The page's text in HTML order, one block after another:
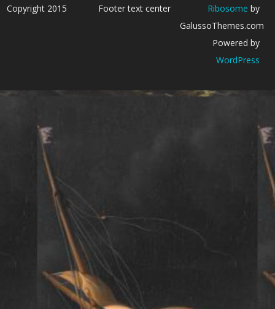
Copyright 2015 Footer text center Ribosome by
GalussoThemes.com
Powered by
WordPress